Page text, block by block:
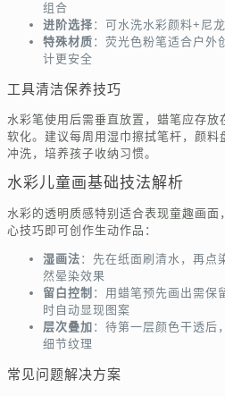
组合
进阶选择 ：可水洗水彩颜料+尼
特殊材质 ：荧光色粉笔适合户外
计更安全
工具清洁保养技巧
水彩笔使用后需垂直放置，蜡笔应存放
软化。建议每周用湿巾擦拭笔杆，颜料
冲洗，培养孩子收纳习惯。
水彩儿童画基础技法解析
水彩的透明质感特别适合表现童趣画面
心技巧即可创作生动作品：
湿画法 ：先在纸面刷清水，再点
然晕染效果
留白控制 ：用蜡笔预先画出需保
时自动显现图案
层次叠加 ：待第一层颜色干透后
细节纹理
常见问题解决方案